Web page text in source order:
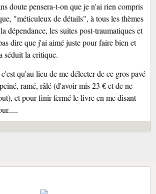
doute pensera-t-on que je n'ai rien compris
"méticuleux de détails", à tous les thèmes
dépendance, les suites post-traumatiques et
dire que j'ai aimé juste pour faire bien et
séduit la critique.
qu'au lieu de me délecter de ce gros pavé
ramé, râlé (d'avoir mis 23 € et de ne
et pour finir fermé le livre en me disant